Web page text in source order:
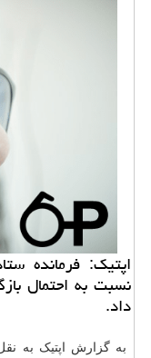
اپتیک: فرمانده
نسبت به احتمال
داد.
به گزارش اپتیک به